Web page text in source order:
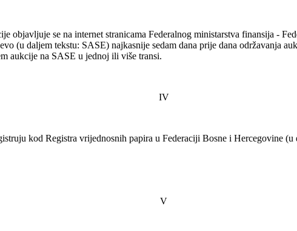
objavljuje se na internet stranicama Federalnog ministarstva finansija -
(u daljem tekstu: SASE) najkasnije sedam dana prije dana održavanja
aukcije na SASE u jednoj ili više transi.
IV
kod Registra vrijednosnih papira u Federaciji Bosne i Hercegovine
V